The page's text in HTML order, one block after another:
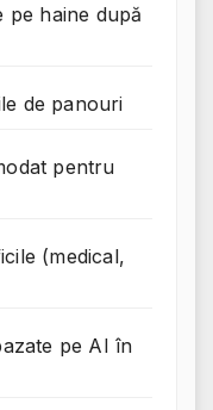
pe haine după
de panouri
pentru
(medical,
pe AI în